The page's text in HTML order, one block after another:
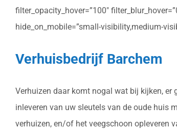
filter_opacity_hover=”100″
hide_on_mobile=”small-visibility,medium-
Verhuisbedrijf Barchem
Verhuizen daar komt nogal wat bij kijken, er
inleveren van uw sleutels van de oude huis
verhuizen, en/of het veegschoon opleveren